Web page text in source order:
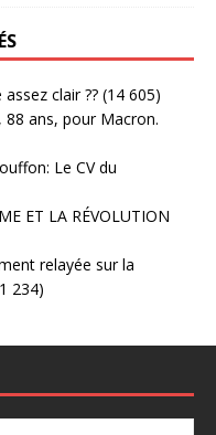
clair ?? (14 605)
ans, pour Macron.
Le CV du
ET LA RÉVOLUTION
relayée sur la
234)